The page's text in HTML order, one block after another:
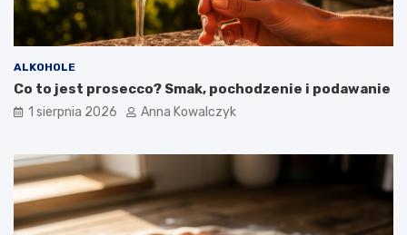
ALKOHOLE
Co to jest prosecco? Smak, pochodzenie i podawanie
1 sierpnia 2026 Anna Kowalczyk